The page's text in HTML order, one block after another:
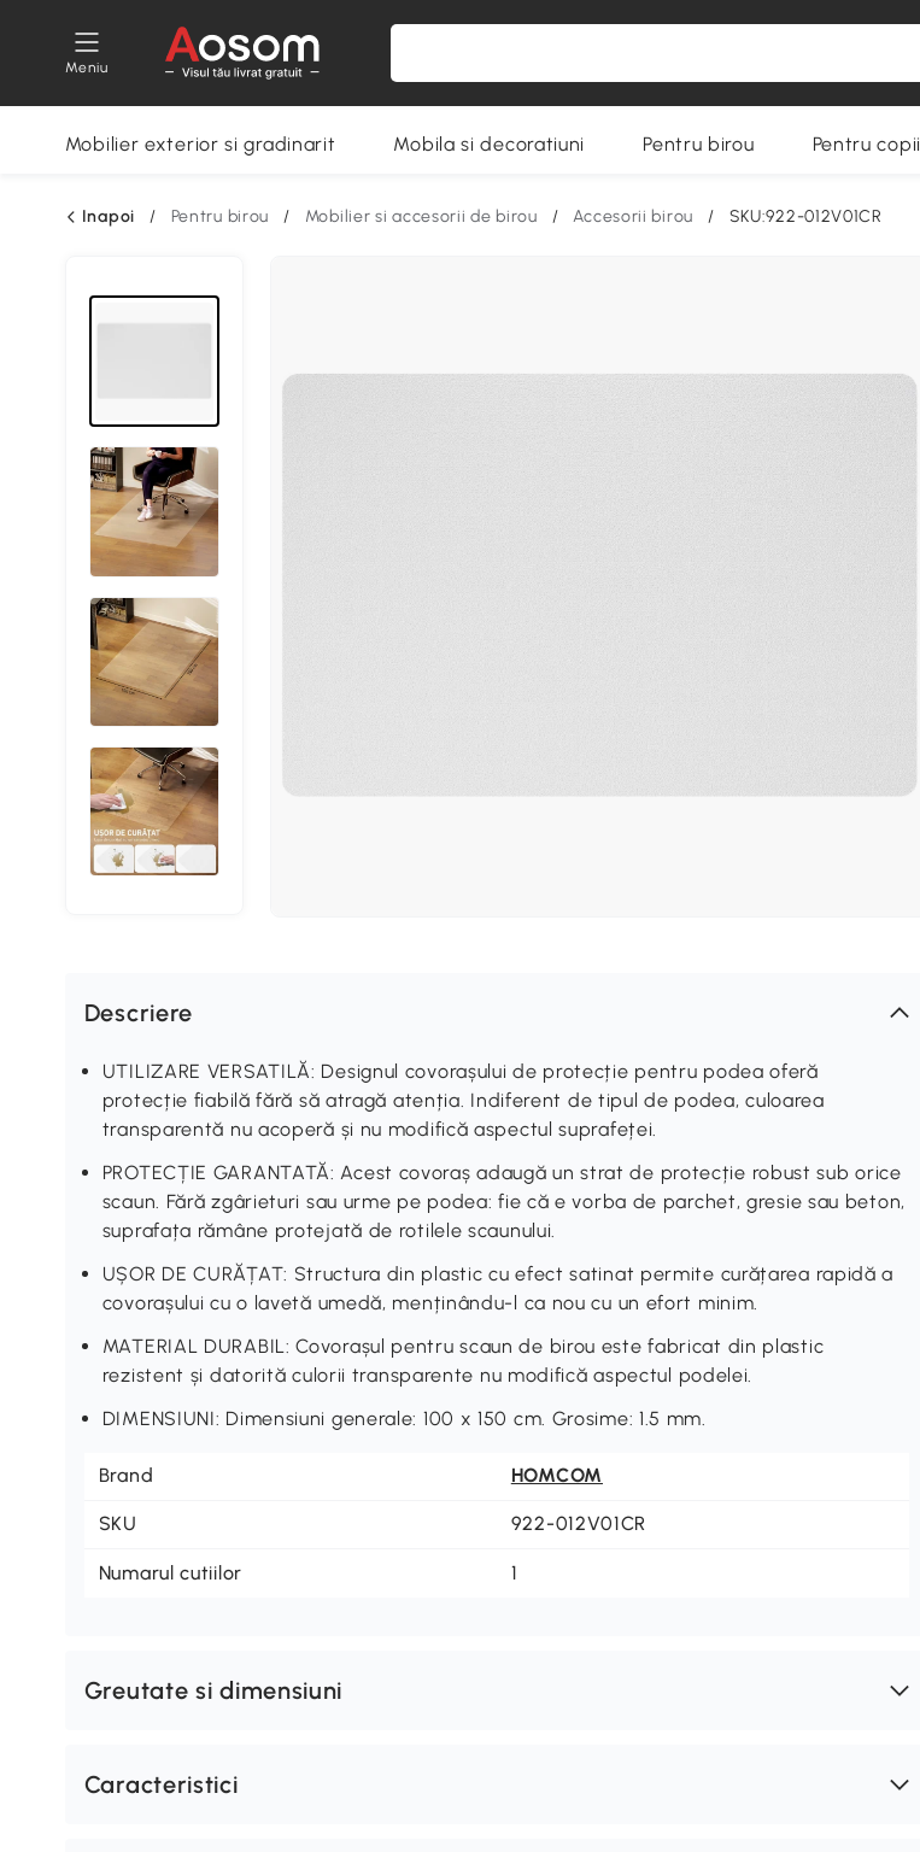
Meniu
Mobilier exterior si gradinarit Mobila si decoratiuni Pentru birou Pentru copii
Inapoi / Pentru birou / Mobilier si accesorii de birou / Accesorii birou / SKU:922-012V01CR
Descriere
UTILIZARE VERSATILĂ: Designul covorașului de protecție pentru podea oferă
protecție fiabilă fără să atragă atenția. Indiferent de tipul de podea, culoarea
transparentă nu acoperă și nu modifică aspectul suprafeței.
PROTECȚIE GARANTATĂ: Acest covoraș adaugă un strat de protecție robust sub orice
scaun. Fără zgârieturi sau urme pe podea: fie că e vorba de parchet, gresie sau beton,
suprafața rămâne protejată de rotilele scaunului.
UȘOR DE CURĂȚAT: Structura din plastic cu efect satinat permite curățarea rapidă a
covorașului cu o lavetă umedă, menținându-l ca nou cu un efort minim.
MATERIAL DURABIL: Covorașul pentru scaun de birou este fabricat din plastic
rezistent și datorită culorii transparente nu modifică aspectul podelei.
DIMENSIUNI: Dimensiuni generale: 100 x 150 cm. Grosime: 1.5 mm.
Brand HOMCOM
SKU 922-012V01CR
Numarul cutiilor 1
Greutate si dimensiuni
Caracteristici